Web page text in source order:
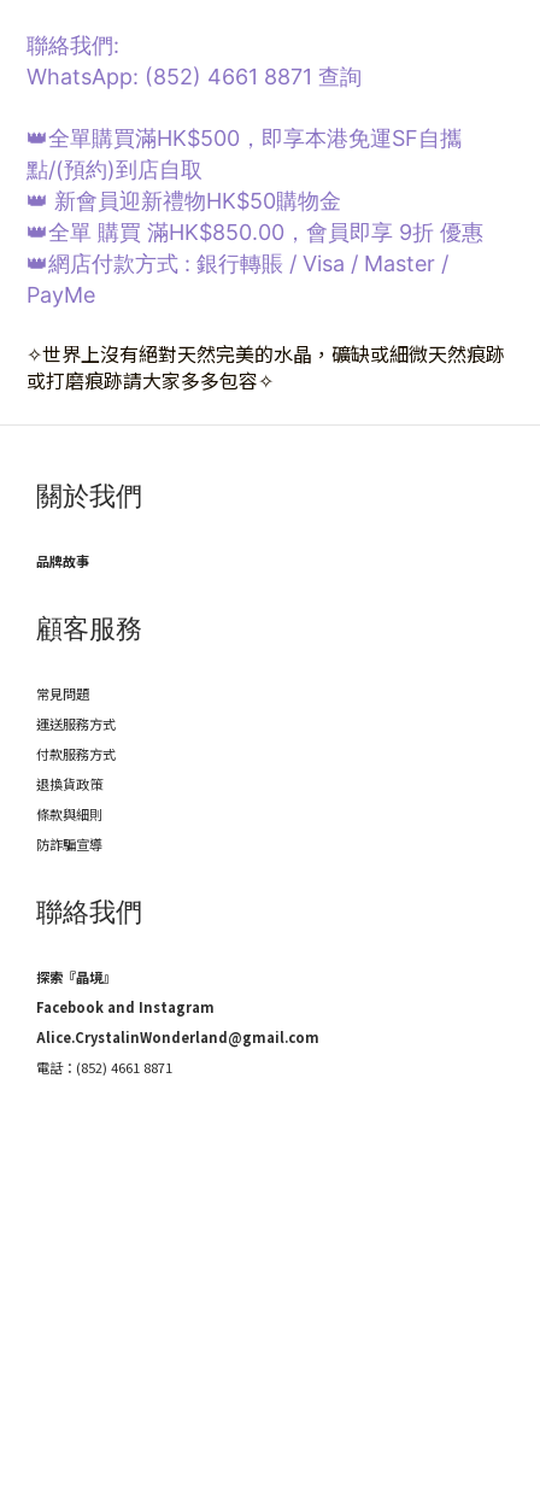
聯絡我們:
WhatsApp: (852) 4661 8871 查詢
👑全單購買滿HK$500，即享本港免運SF自攜
點/(預約)到店自取
👑 新會員迎新禮物HK$50購物金
👑全單 購買 滿HK$850.00，會員即享 9折 優惠
👑網店付款方式 : 銀行轉賬 / Visa / Master /
PayMe
✧世界上沒有絕對天然完美的水晶，礦缺或細微天然痕跡
或打磨痕跡請大家多多包容✧
關於我們
品牌故事
顧客服務
常見問題
運送服務方式
付款服務方式
退換貨政策
條款與細則
防詐騙宣導
聯絡我們
探索『晶境』
Facebook and Instagram
Alice.CrystalinWonderland@gmail.com
電話：(852) 4661 8871